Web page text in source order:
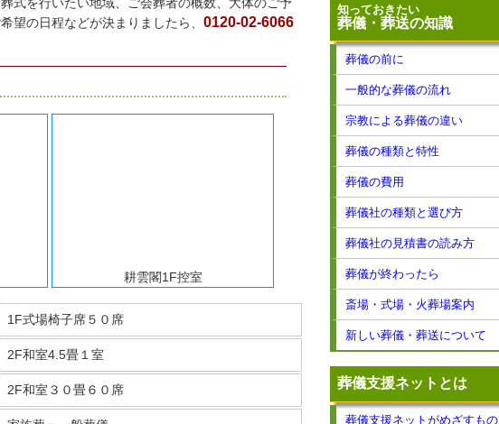
望の日程などが決まりましたら、 0120-02-6066
耕雲閣1F控室
1F式場椅子席５０席
2F和室4.5畳１室
2F和室３０畳６０席
知っておきたい
葬儀・葬送の知識
葬儀の前に
一般的な葬儀の流れ
宗教による葬儀の違い
葬儀の種類と特性
葬儀の費用
葬儀社の種類と選び方
葬儀社の見積書の読み方
葬儀が終わったら
斎場・式場・火葬場案内
新しい葬儀・葬送について
葬儀支援ネットとは
葬儀支援ネットがめざすもの